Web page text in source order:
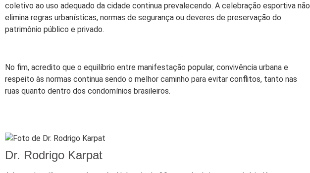
coletivo ao uso adequado da cidade continua prevalecendo. A celebração esportiva não
elimina regras urbanísticas, normas de segurança ou deveres de preservação do
patrimônio público e privado.
No fim, acredito que o equilíbrio entre manifestação popular, convivência urbana e
respeito às normas continua sendo o melhor caminho para evitar conflitos, tanto nas
ruas quanto dentro dos condomínios brasileiros.
Dr. Rodrigo Karpat